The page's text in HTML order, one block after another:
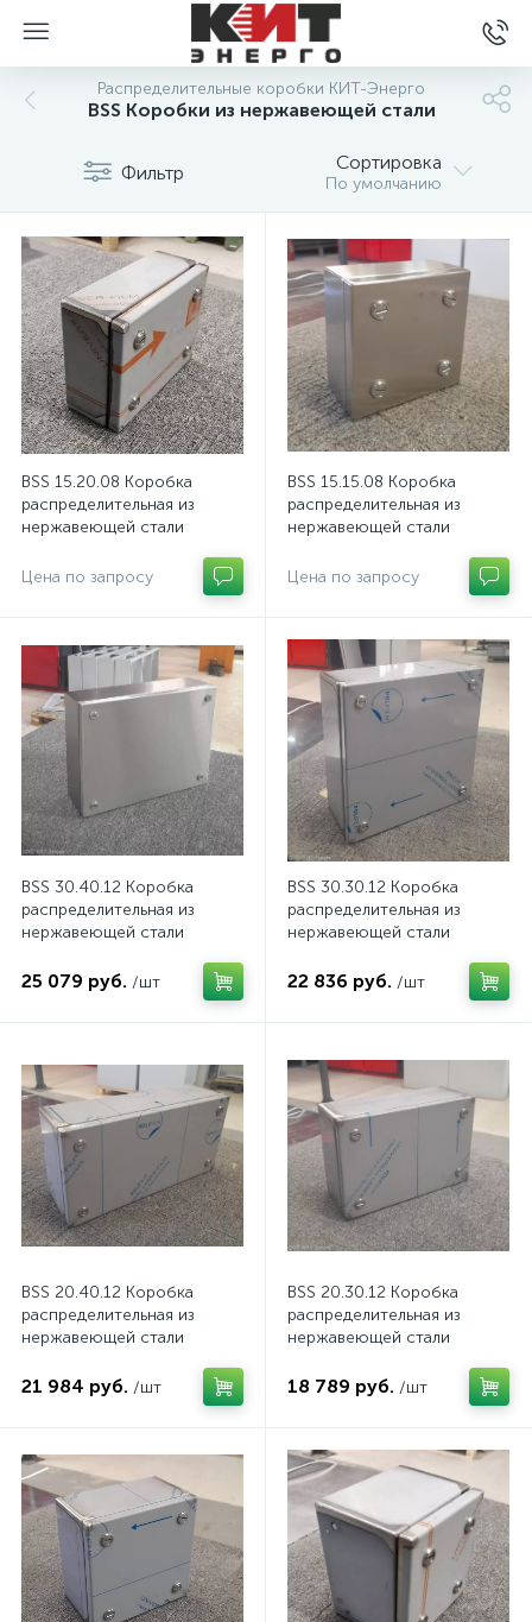
Распределительные коробки КИТ-Энерго
BSS Коробки из нержавеющей стали
Фильтр Сортировка
По умолчанию
BSS 15.20.08 Коробка
распределительная из
нержавеющей стали
Цена по запросу
BSS 15.15.08 Коробка
распределительная из
нержавеющей стали
Цена по запросу
BSS 30.40.12 Коробка
распределительная из
нержавеющей стали
25 079 руб. /шт
BSS 30.30.12 Коробка
распределительная из
нержавеющей стали
22 836 руб. /шт
BSS 20.40.12 Коробка
распределительная из
нержавеющей стали
21 984 руб. /шт
BSS 20.30.12 Коробка
распределительная из
нержавеющей стали
18 789 руб. /шт